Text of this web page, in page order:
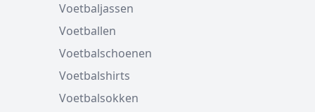
Voetbaljassen
Voetballen
Voetbalschoenen
Voetbalshirts
Voetbalsokken